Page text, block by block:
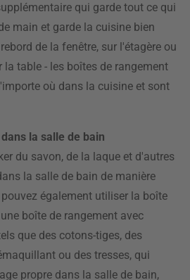
qui garde tout ce qui
main et garde la cuisine bien
de la fenêtre, sur l'étagère ou
table - les boîtes de rangement
où dans la cuisine et sont
la salle de bain
du savon, de la laque et d'autres
la salle de bain de manière
également utiliser la boîte
boîte de rangement avec
que des cotons-tiges, des
ou des tresses, qui
propre dans la salle de bain,